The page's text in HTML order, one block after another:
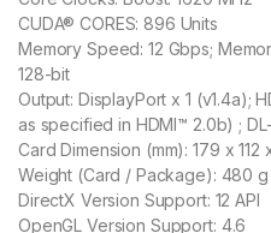
CUDA® CORES: 896 Units
Memory Speed: 12 Gbps;
128-bit
Output: DisplayPort x 1 (v1.4a);
as specified in HDMI™ 2.0b) ;
Card Dimension (mm): 179 x 112
Weight (Card / Package): 480
DirectX Version Support: 12 API
OpenGL Version Support: 4.6